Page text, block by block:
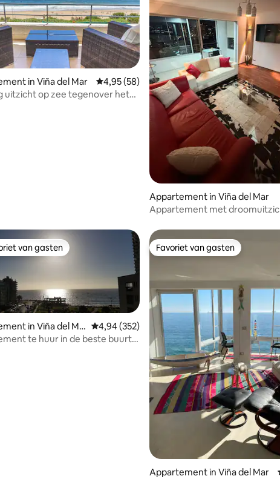
van 4,93 op 5, 71 recensies
in Viña del Mar Gemiddelde beoordeling van 4,95 op 5, 58
4,95 (58)
uitzicht op zee tegenover het
Appartement in Viña del Mar
Appartement met
van 4,97 op 5, 29 recensies
van gasten
van gasten
in Viña del Ma
Gemiddelde beoordeling van 4,94 op 5, 352
4,94 (352)
te huur in de beste buurt
Favoriet van gasten
Favoriet van gasten
Appartement in Viña del Mar